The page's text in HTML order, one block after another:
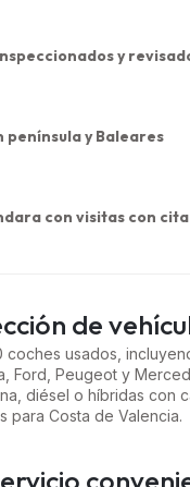
y
península y Baleares
con visitas con
de
coches usados,
Ford, Peugeot y
diésel o híbridas con
para Costa de Valencia.